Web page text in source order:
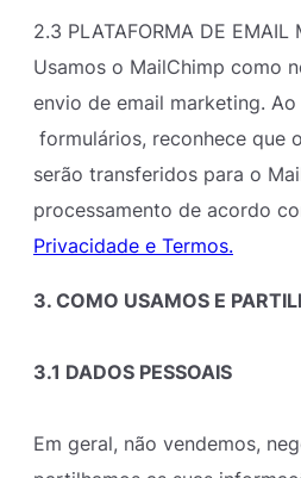
2.3 PLATAFORMA DE EMAIL
Usamos o MailChimp como
envio de email marketing.
formulários, reconhece que
serão transferidos para o
processamento de acordo
Privacidade e Termos.
3. COMO USAMOS E
3.1 DADOS PESSOAIS
Em geral, não vendemos,